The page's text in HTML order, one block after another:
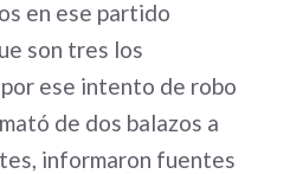
en ese partido
son tres los
ese intento de robo
de dos balazos a
informaron fuentes